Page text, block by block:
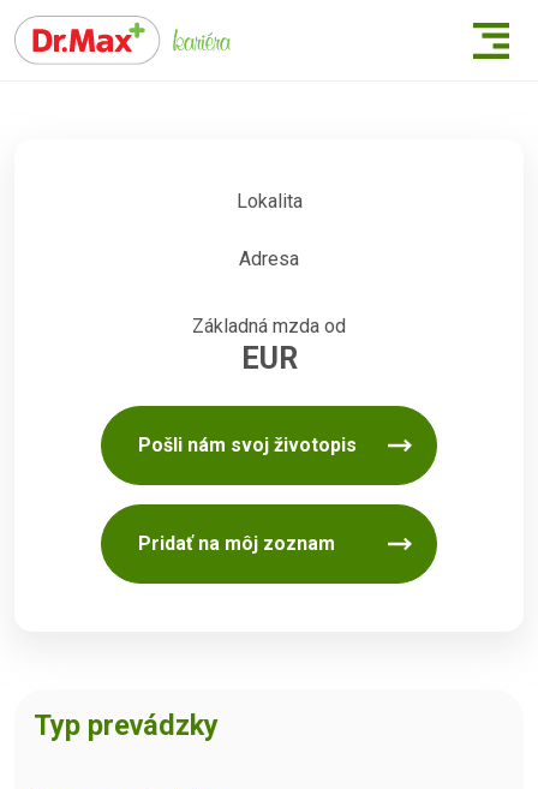
Lokalita
Adresa
Základná mzda od
EUR
Pošli nám svoj životopis
Pridať na môj zoznam
Typ prevádzky